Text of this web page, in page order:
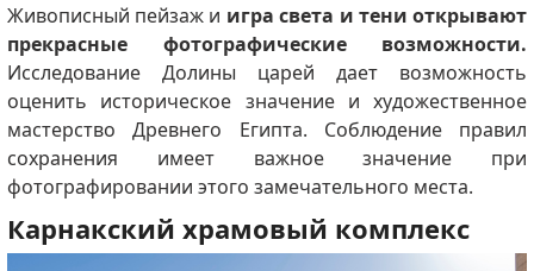
Живописный пейзаж и игра света и тени открывают
прекрасные фотографические возможности.
Исследование Долины царей дает возможность
оценить историческое значение и художественное
мастерство Древнего Египта. Соблюдение правил
сохранения имеет важное значение при
фотографировании этого замечательного места.
Карнакский храмовый комплекс